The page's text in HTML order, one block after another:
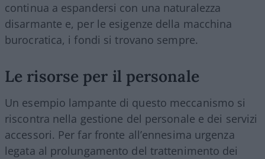
continua a espandersi con una naturalezza
disarmante e, per le esigenze della macchina
burocratica, i fondi si trovano sempre.
Le risorse per il personale
Un esempio lampante di questo meccanismo si
riscontra nella gestione del personale e dei servizi
accessori. Per far fronte all’ennesima urgenza
legata al prolungamento del trattenimento dei